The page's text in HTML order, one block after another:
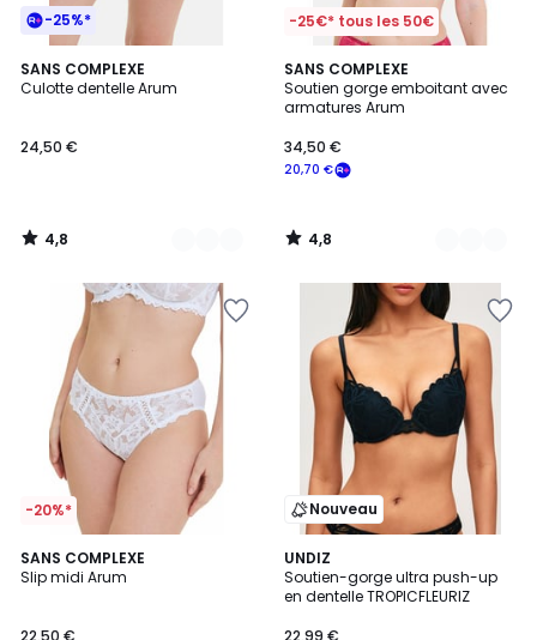
-25%*
SANS COMPLEXE
Culotte dentelle Arum
24,50 €
4,8
/ 5
10
Couleurs
4,8
/
-25€* tous les 50€
SANS COMPLEXE
Soutien gorge emboitant avec
armatures Arum
20,70 €
34,50 €
4,8
/ 5
3
Couleurs
4,8
/
-20%*
SANS COMPLEXE
Slip midi Arum
22,50 €
4,8
/ 5
2
Couleurs
Nouveau
UNDIZ
Soutien-gorge ultra push-up
en dentelle TROPICFLEURIZ
22,99 €
2
Couleurs